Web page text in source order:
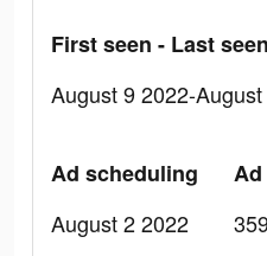
First seen - Last seen
August 9 2022-
Ad scheduling
August 2 2022